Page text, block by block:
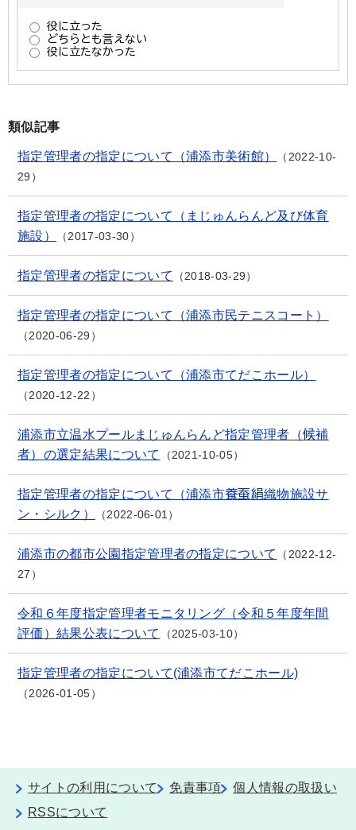
類似記事
指定管理者の指定について（浦添市美術館）
2022-10-
29
指定管理者の指定について（まじゅんらんど及び体育
施設）
2017-03-30
指定管理者の指定について 2018-03-29
指定管理者の指定について（浦添市民テニスコート）
2020-06-29
指定管理者の指定について（浦添市てだこホール）
2020-12-22
浦添市立温水プールまじゅんらんど指定管理者（候補
者）の選定結果について
2021-10-05
指定管理者の指定について（浦添市養蚕絹織物施設サ
ン・シルク）
2022-06-01
浦添市の都市公園指定管理者の指定について
2022-12-
27
令和６年度指定管理者モニタリング（令和５年度年間
評価）結果公表について
2025-03-10
指定管理者の指定について(浦添市てだこホール)
2026-01-05
サイトの利用について 免責事項
個人情報の取扱い
RSSについて